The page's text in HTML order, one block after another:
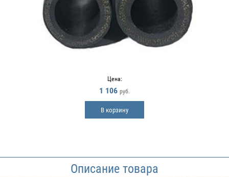
Цена:
1 106 руб.
В корзину
Описание товара